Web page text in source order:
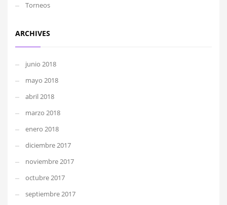
Torneos
ARCHIVES
junio 2018
mayo 2018
abril 2018
marzo 2018
enero 2018
diciembre 2017
noviembre 2017
octubre 2017
septiembre 2017